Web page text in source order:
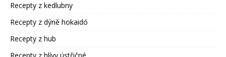
Recepty z kedlubny
Recepty z dýně hokaidó
Recepty z hub